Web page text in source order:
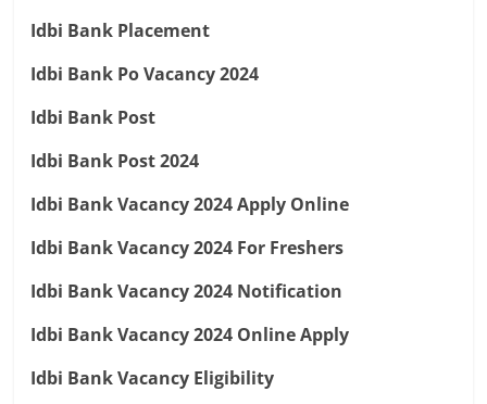
Idbi Bank Placement
Idbi Bank Po Vacancy 2024
Idbi Bank Post
Idbi Bank Post 2024
Idbi Bank Vacancy 2024 Apply Online
Idbi Bank Vacancy 2024 For Freshers
Idbi Bank Vacancy 2024 Notification
Idbi Bank Vacancy 2024 Online Apply
Idbi Bank Vacancy Eligibility